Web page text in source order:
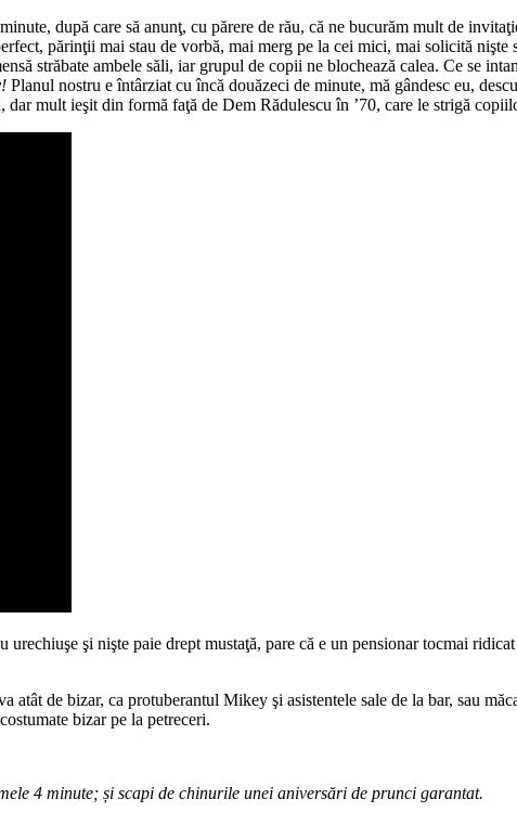
după care să anunţ, cu părere de rău, că ne bucurăm mult de
părinţii mai stau de vorbă, mai merg pe la cei mici, mai solicită nişte
străbate ambele săli, iar grupul de copii ne blochează calea. Ce se
Planul nostru e întârziat cu încă douăzeci de minute, mă gândesc eu,
mult ieşit din formă faţă de Dem Rădulescu în ’70, care le strigă
şi nişte paie drept mustaţă, pare că e un pensionar tocmai
de bizar, ca protuberantul Mikey şi asistentele sale de la bar, sau
bizar pe la petreceri.
4 minute; și scapi de chinurile unei aniversări de prunci garantat.